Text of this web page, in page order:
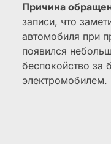
Причина
записи, что
автомобиля при
появился
беспокойство за
электромобилем.